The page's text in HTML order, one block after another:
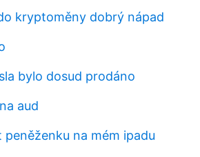
kryptoměny dobrý nápad
bylo dosud prodáno
aud
peněženku na mém ipadu